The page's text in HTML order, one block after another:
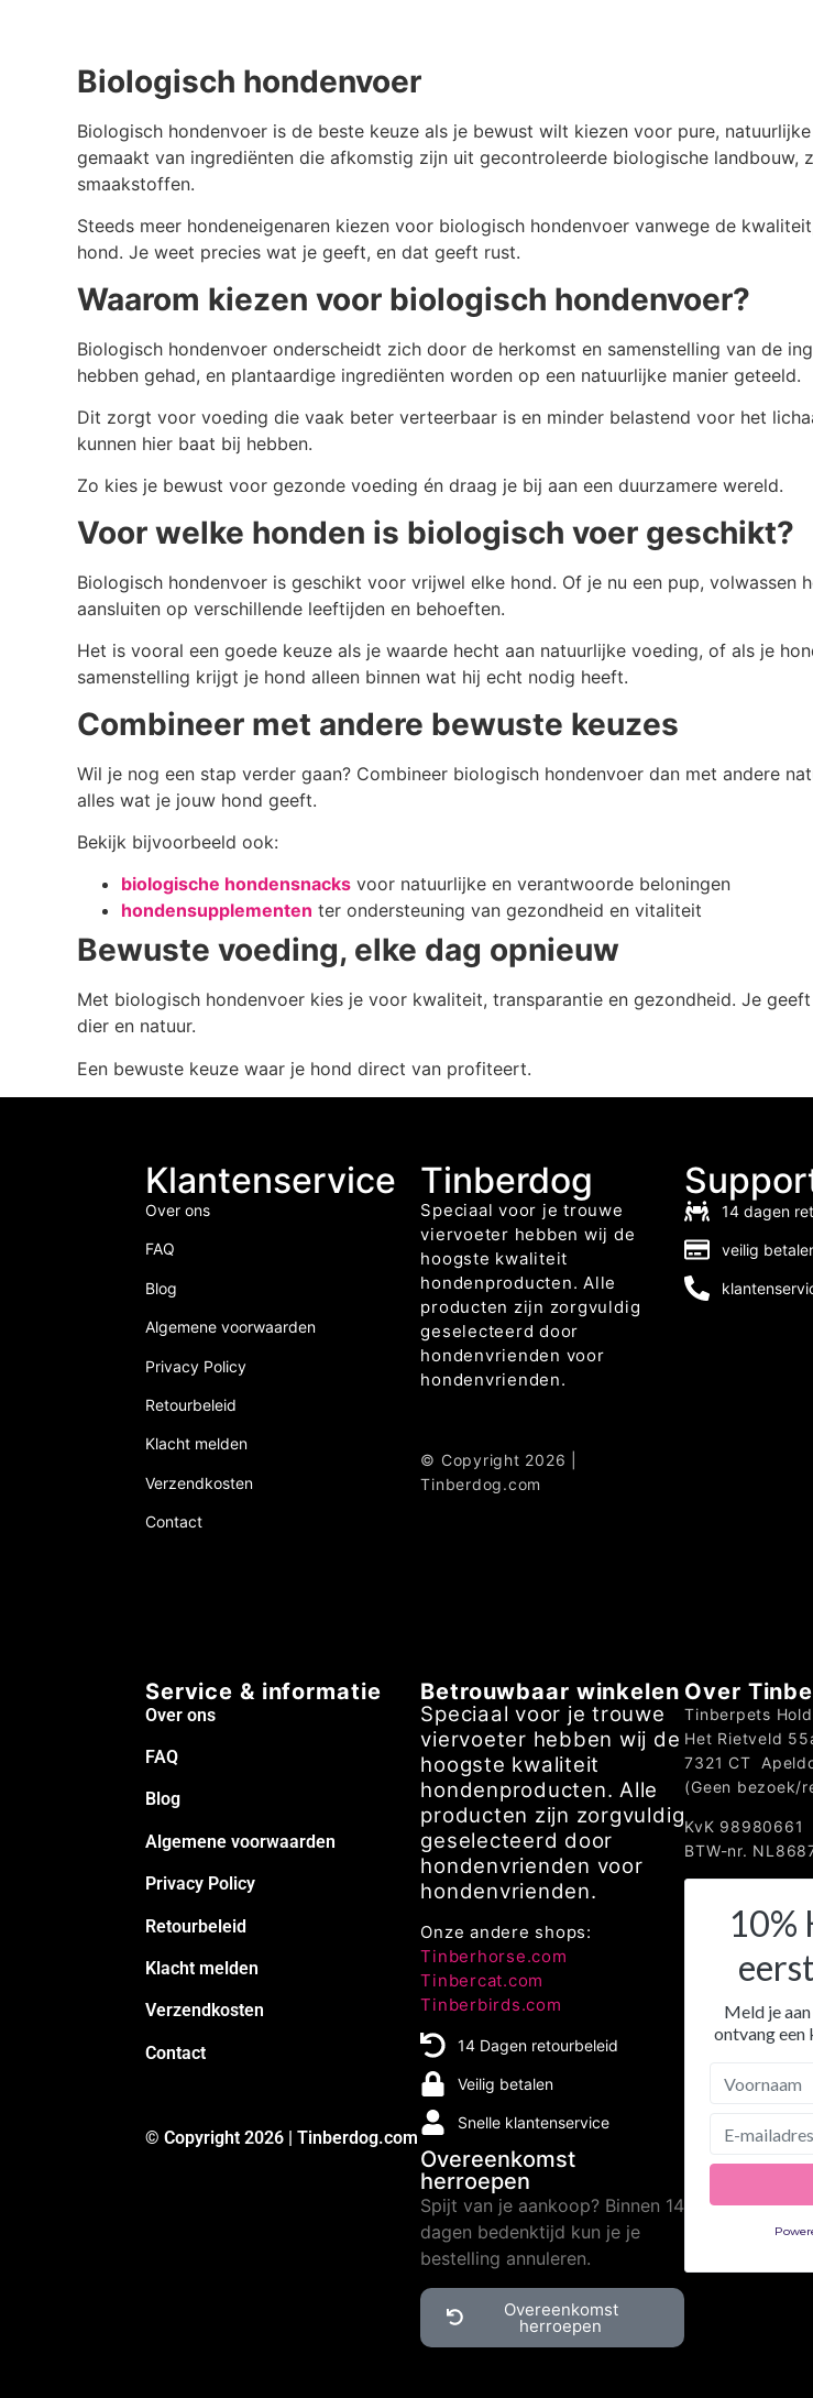
Biologisch hondenvoer
Biologisch hondenvoer is de beste keuze als je bewust wilt kiezen voor pure,
gemaakt van ingrediënten die afkomstig zijn uit gecontroleerde biologische
smaakstoffen.
Steeds meer hondeneigenaren kiezen voor biologisch hondenvoer vanwege de
hond. Je weet precies wat je geeft, en dat geeft rust.
Waarom kiezen voor biologisch hondenvoer?
Biologisch hondenvoer onderscheidt zich door de herkomst en samenstelling van de
hebben gehad, en plantaardige ingrediënten worden op een natuurlijke manier geteeld.
Dit zorgt voor voeding die vaak beter verteerbaar is en minder belastend voor het
kunnen hier baat bij hebben.
Zo kies je bewust voor gezonde voeding én draag je bij aan een duurzamere wereld.
Voor welke honden is biologisch voer geschikt?
Biologisch hondenvoer is geschikt voor vrijwel elke hond. Of je nu een pup,
aansluiten op verschillende leeftijden en behoeften.
Het is vooral een goede keuze als je waarde hecht aan natuurlijke voeding, of als je
samenstelling krijgt je hond alleen binnen wat hij echt nodig heeft.
Combineer met andere bewuste keuzes
Wil je nog een stap verder gaan? Combineer biologisch hondenvoer dan met andere
alles wat je jouw hond geeft.
Bekijk bijvoorbeeld ook:
biologische hondensnacks voor natuurlijke en verantwoorde beloningen
hondensupplementen ter ondersteuning van gezondheid en vitaliteit
Bewuste voeding, elke dag opnieuw
Met biologisch hondenvoer kies je voor kwaliteit, transparantie en gezondheid. Je
dier en natuur.
Een bewuste keuze waar je hond direct van profiteert.
Klantenservice
Over ons
FAQ
Blog
Algemene voorwaarden
Privacy Policy
Retourbeleid
Klacht melden
Verzendkosten
Contact
Tinberdog
Speciaal voor je trouwe
viervoeter hebben wij de
hoogste kwaliteit
hondenproducten. Alle
producten zijn zorgvuldig
geselecteerd door
hondenvrienden voor
hondenvrienden.
© Copyright 2026 |
Tinberdog.com
14 dagen
veilig
Service & informatie
Over ons
FAQ
Blog
Algemene voorwaarden
Privacy Policy
Retourbeleid
Klacht melden
Verzendkosten
Contact
© Copyright 2026 | Tinberdog.com
Betrouwbaar winkelen
Speciaal voor je trouwe
viervoeter hebben wij de
hoogste kwaliteit
hondenproducten. Alle
producten zijn zorgvuldig
geselecteerd door
hondenvrienden voor
hondenvrienden.
Onze andere shops:
Tinberhorse.com
Tinbercat.com
Tinberbirds.com
14 Dagen retourbeleid
Veilig betalen
Snelle klantenservice
Overeenkomst
herroepen
Spijt van je aankoop? Binnen 14
dagen bedenktijd kun je je
bestelling annuleren.
Overeenkomst
herroepen
Over
Tinberpets
Het Rietveld
7321 CT
(Geen bezoek/
KvK 98980661
BTW-nr.
10%
Meld je
ontvang een